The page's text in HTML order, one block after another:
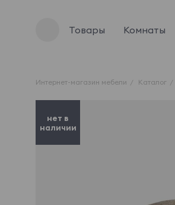
Товары Комнаты
Интернет-магазин мебели Каталог
нет в
наличии